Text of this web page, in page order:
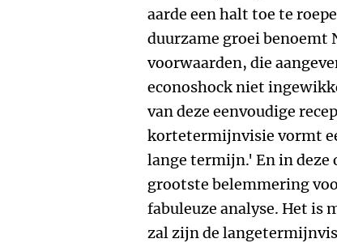
aarde een halt toe te
duurzame groei benoemt
voorwaarden, die
econoshock niet
van deze eenvoudige
kortetermijnvisie vormt
lange termijn.' En in deze
grootste belemmering
fabuleuze analyse. Het is
zal zijn de